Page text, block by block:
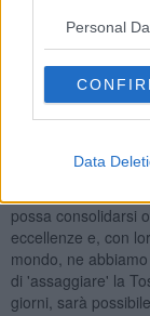
Personal
Data
altrettante legate
"Sosteniamo con
centro la parola
enologiche: la
i grandi chef – ha
Toscana,Marco
possa consolidarsi
eccellenze e, con
mondo, ne
di 'assaggiare' la
giorni, sarà